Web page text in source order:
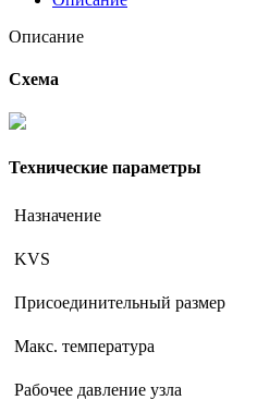
Описание
Схема
Технические параметры
Назначение
KVS
Присоединительный размер
Макс. температура
Рабочее давление узла